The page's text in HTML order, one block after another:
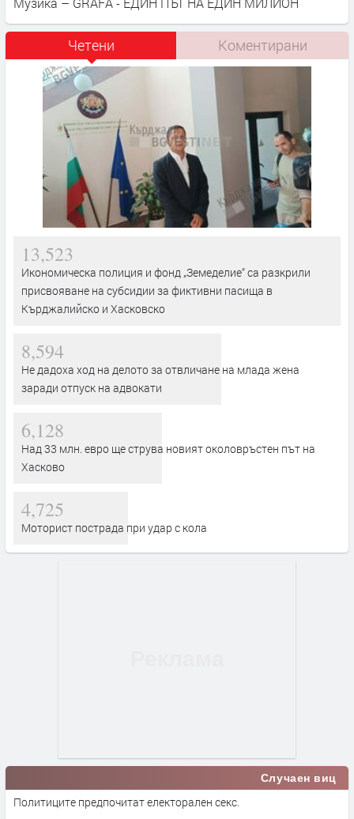
Четени Коментирани
13,523
Икономическа полиция и фонд „Земеделие“ са разкрили
присвояване на субсидии за фиктивни пасища в
Кърджалийско и Хасковско
8,594
Не дадоха ход на делото за отвличане на млада жена
заради отпуск на адвокати
6,128
Над 33 млн. евро ще струва новият околовръстен път на
Хасково
4,725
Моторист пострада при удар с кола
Случаен виц
Политиците предпочитат електорален секс.